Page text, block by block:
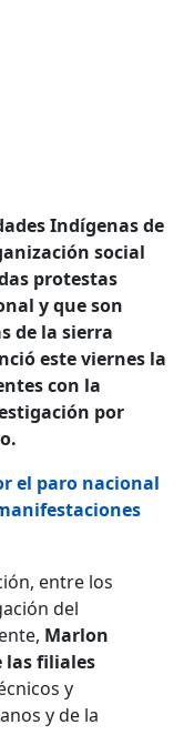
Indígenas de
social
protestas
y que son
de la sierra
este viernes la
con la
por
el paro nacional
entre los
del
Marlon
las filiales
y
y de la